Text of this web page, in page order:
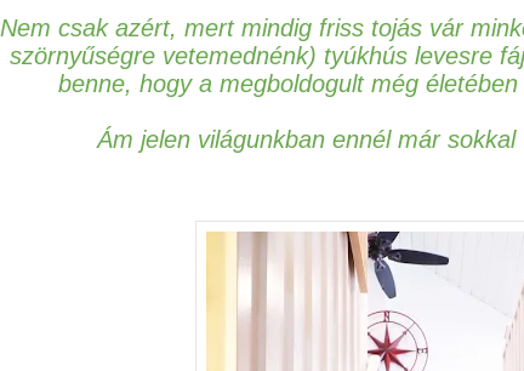
Nem csak azért, mert mindig friss tojás vár
szörnyűségre vetemednénk) tyúkhús levesre
benne, hogy a megboldogult még
Ám jelen világunkban ennél már